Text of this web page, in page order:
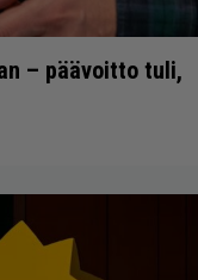
– päävoitto tuli,